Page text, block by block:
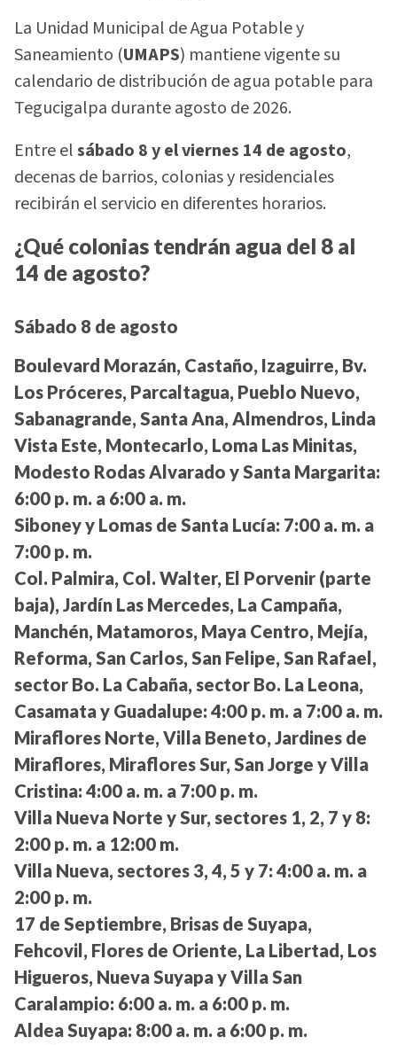
La Unidad Municipal de Agua Potable y
Saneamiento (UMAPS) mantiene vigente su
calendario de distribución de agua potable para
Tegucigalpa durante agosto de 2026.
Entre elsábado 8 y el viernes 14 de agosto,
decenas de barrios, colonias y residenciales
recibirán el servicio en diferentes horarios.
¿Qué colonias tendrán agua del 8 al
14 de agosto?
Sábado 8 de agosto
Boulevard Morazán, Castaño, Izaguirre, Bv.
Los Próceres, Parcaltagua, Pueblo Nuevo,
Sabanagrande, Santa Ana, Almendros, Linda
Vista Este, Montecarlo, Loma Las Minitas,
Modesto Rodas Alvarado y Santa Margarita:
6:00 p. m. a 6:00 a. m.
Siboney y Lomas de Santa Lucía: 7:00 a. m. a
7:00 p. m.
Col. Palmira, Col. Walter, El Porvenir (parte
baja), Jardín Las Mercedes, La Campaña,
Manchén, Matamoros, Maya Centro, Mejía,
Reforma, San Carlos, San Felipe, San Rafael,
sector Bo. La Cabaña, sector Bo. La Leona,
Casamata y Guadalupe: 4:00 p. m. a 7:00 a. m.
Miraflores Norte, Villa Beneto, Jardines de
Miraflores, Miraflores Sur, San Jorge y Villa
Cristina: 4:00 a. m. a 7:00 p. m.
Villa Nueva Norte y Sur, sectores 1, 2, 7 y 8:
2:00 p. m. a 12:00 m.
Villa Nueva, sectores 3, 4, 5 y 7: 4:00 a. m. a
2:00 p. m.
17 de Septiembre, Brisas de Suyapa,
Fehcovil, Flores de Oriente, La Libertad, Los
Higueros, Nueva Suyapa y Villa San
Caralampio: 6:00 a. m. a 6:00 p. m.
Aldea Suyapa: 8:00 a. m. a 6:00 p. m.